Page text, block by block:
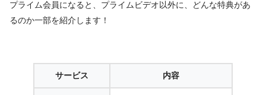
プライム会員になると、プライムビデオ以外に、どんな特典があ
るのか一部を紹介します！
サービス 内容